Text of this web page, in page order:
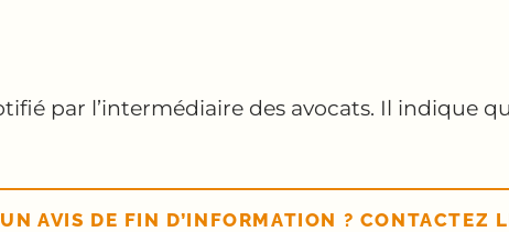
par l’intermédiaire des avocats. Il indique
AVIS DE FIN D’INFORMATION ? CONTACTEZ